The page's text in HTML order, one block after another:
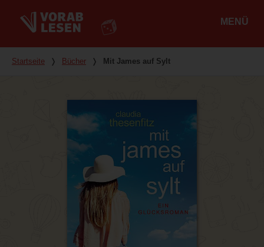
MENÜ
Du bist hier
Startseite ❭ Bücher ❭ Mit James auf Sylt